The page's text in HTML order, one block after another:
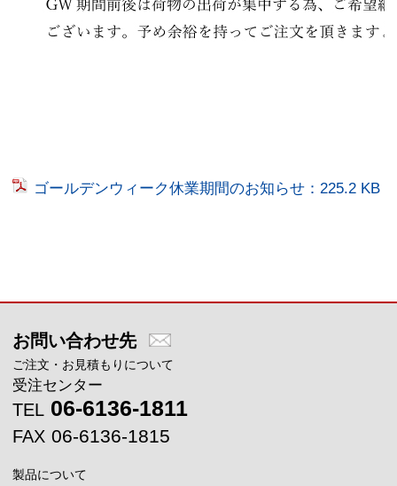
ゴールデンウィーク休業期間のお知らせ：225.2 KB
お問い合わせ先
ご注文・お見積もりについて
受注センター
TEL 06-6136-1811
FAX 06-6136-1815
製品について